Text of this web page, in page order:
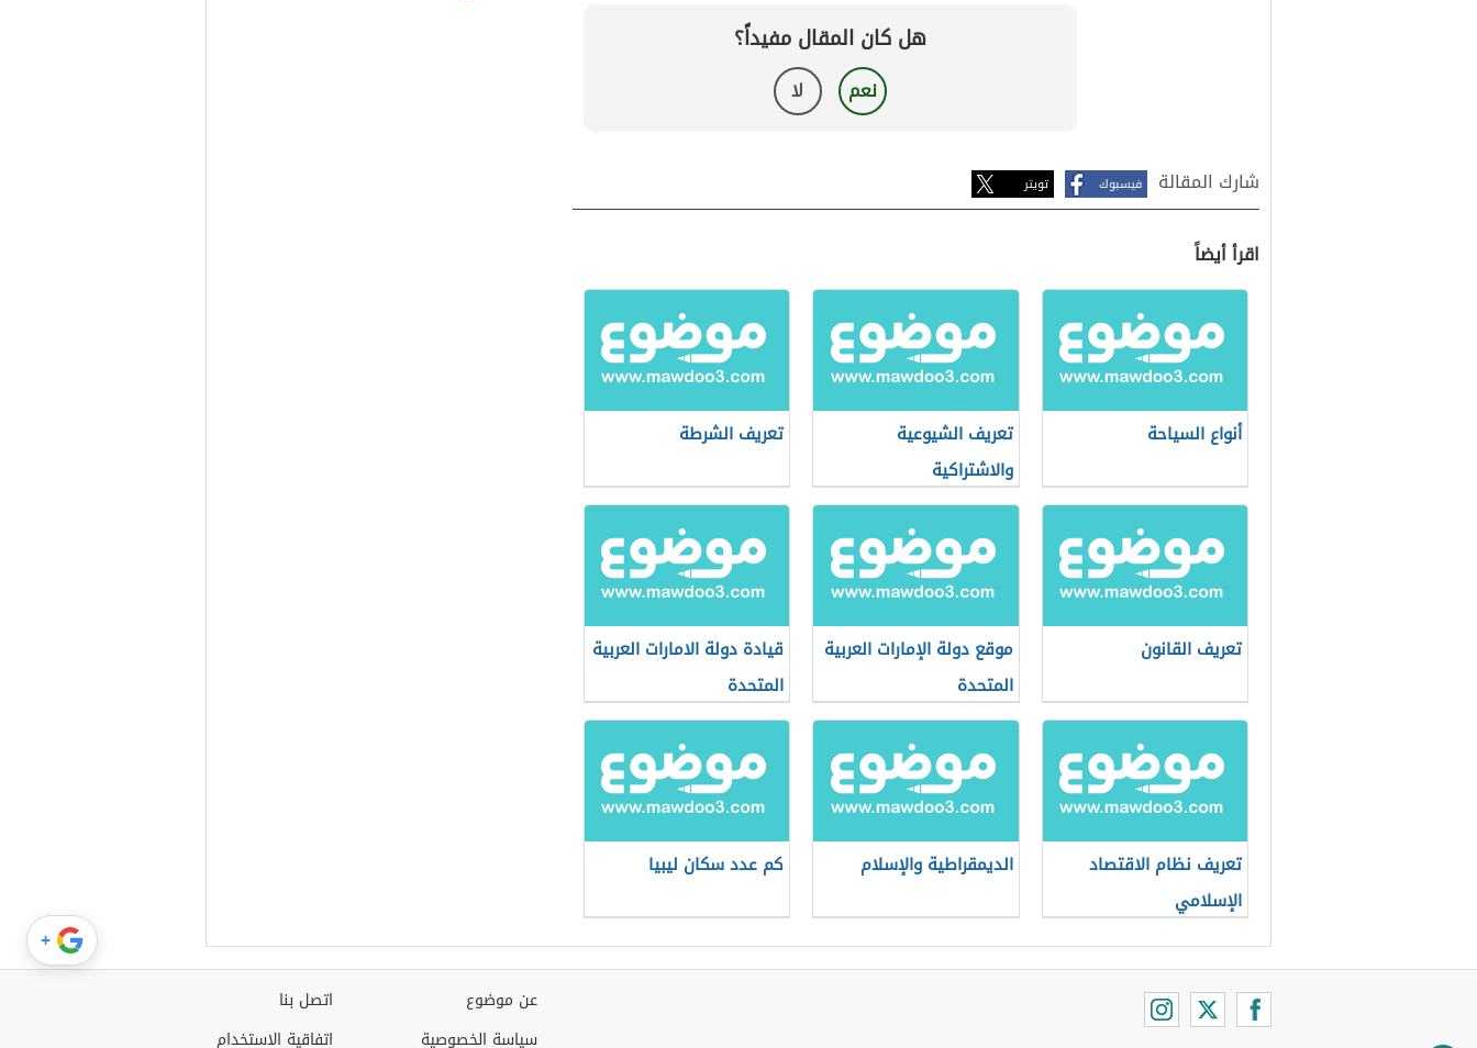
هل كان المقال مفيداً؟
نعم لا
شارك المقالة فيسبوك تويتر
اقرأ أيضاً
أنواع السياحة
تعريف الشيوعية
والاشتراكية
تعريف الشرطة
تعريف القانون
موقع دولة الإمارات العربية
المتحدة
قيادة دولة الامارات العربية
المتحدة
تعريف نظام الاقتصاد
الإسلامي
الديمقراطية والإسلام كم عدد سكان ليبيا
اتصل بنا
اتفاقية الاستخدام
عن موضوع
سياسة الخصوصية
+